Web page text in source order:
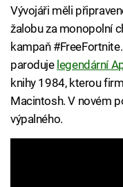
Vývojáři měli
žalobu za monopolní
kampaň
paroduje legendární
knihy 1984, kterou
Macintosh. V novém
výpalného.